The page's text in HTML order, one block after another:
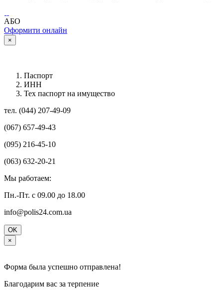
АБО
Оформити онлайн
×
Паспорт
ИНН
Тех паспорт на имущество
тел. (044) 207-49-09
(067) 657-49-43
(095) 216-45-10
(063) 632-20-21
Мы работаем:
Пн.-Пт. с 09.00 до 18.00
info@polis24.com.ua
OK
×
Форма была успешно отправлена!
Благодарим вас за терпение